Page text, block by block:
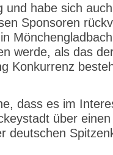
und habe sich auch
Sponsoren
werde, als das
Konkurrenz
dass es im
über
deutschen